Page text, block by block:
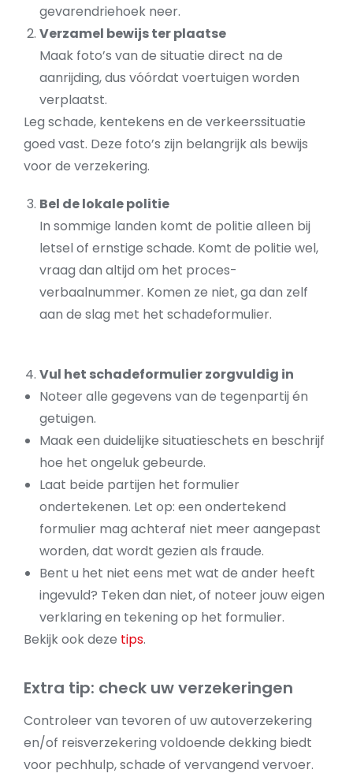
gevarendriehoek neer.
Verzamel bewijs ter plaatse
Maak foto’s van de situatie direct na de
aanrijding, dus vóórdat voertuigen worden
verplaatst.
Leg schade, kentekens en de verkeerssituatie
goed vast. Deze foto’s zijn belangrijk als bewijs
voor de verzekering.
Bel de lokale politie
In sommige landen komt de politie alleen bij
letsel of ernstige schade. Komt de politie wel,
vraag dan altijd om het proces-
verbaalnummer. Komen ze niet, ga dan zelf
aan de slag met het schadeformulier.
Vul het schadeformulier zorgvuldig in
Noteer alle gegevens van de tegenpartij én
getuigen.
Maak een duidelijke situatieschets en beschrijf
hoe het ongeluk gebeurde.
Laat beide partijen het formulier
ondertekenen. Let op: een ondertekend
formulier mag achteraf niet meer aangepast
worden, dat wordt gezien als fraude.
Bent u het niet eens met wat de ander heeft
ingevuld? Teken dan niet, of noteer jouw eigen
verklaring en tekening op het formulier.
Bekijk ook deze tips.
Extra tip: check uw verzekeringen
Controleer van tevoren of uw autoverzekering
en/of reisverzekering voldoende dekking biedt
voor pechhulp, schade of vervangend vervoer.